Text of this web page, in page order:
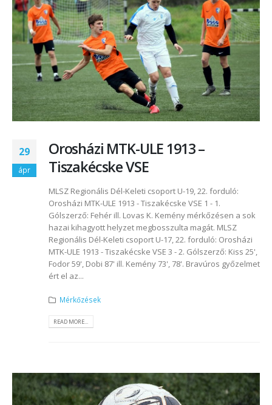
29
ápr
Orosházi MTK-ULE 1913 –
Tiszakécske VSE
MLSZ Regionális Dél-Keleti csoport U-19, 22. forduló:
Orosházi MTK-ULE 1913 - Tiszakécske VSE 1 - 1.
Gólszerző: Fehér ill. Lovas K. Kemény mérkőzésen a sok
hazai kihagyott helyzet megbosszulta magát. MLSZ
Regionális Dél-Keleti csoport U-17, 22. forduló: Orosházi
MTK-ULE 1913 - Tiszakécske VSE 3 - 2. Gólszerző: Kiss 25',
Fodor 59', Dobi 87' ill. Kemény 73', 78'. Bravúros győzelmet
ért el az...
Mérkőzések
READ MORE...